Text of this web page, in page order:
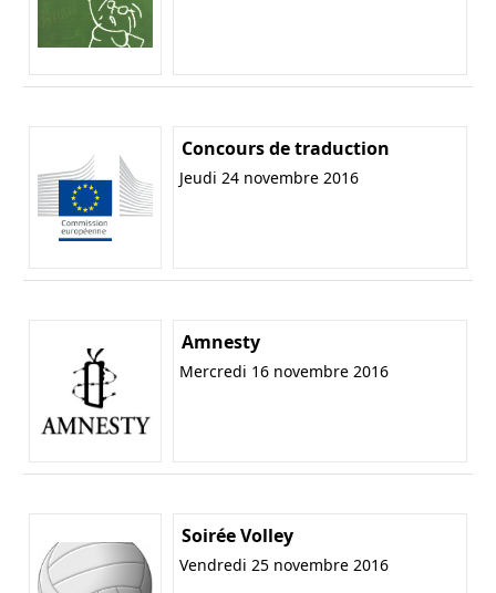
Concours de traduction
Jeudi 24 novembre 2016
Amnesty
Mercredi 16 novembre 2016
Soirée Volley
Vendredi 25 novembre 2016